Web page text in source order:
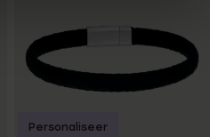
Personaliseer